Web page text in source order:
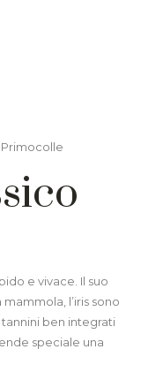
Primocolle
e vivace. Il suo
l’iris sono
ben integrati
speciale una